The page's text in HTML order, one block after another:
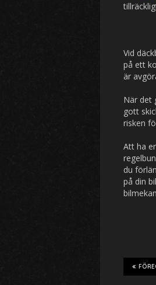
Vid
på ett
är
När det
gott
risken
Att ha
du
på din